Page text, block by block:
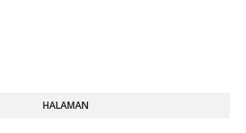
HALAMAN